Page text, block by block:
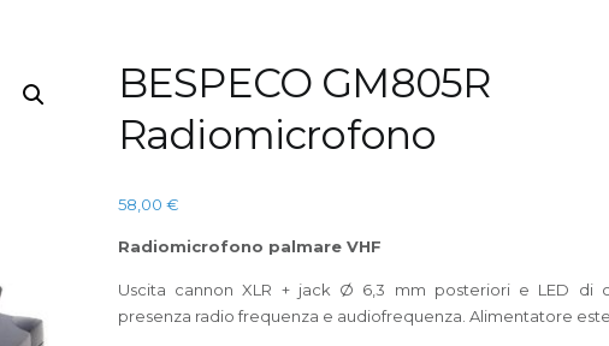
BESPECO GM805R
Radiomicrofono
58,00 €
Radiomicrofono palmare VHF
Uscita cannon XLR + jack Ø 6,3 mm posteriori e LED di
presenza radio frequenza e audiofrequenza. Alimentatore